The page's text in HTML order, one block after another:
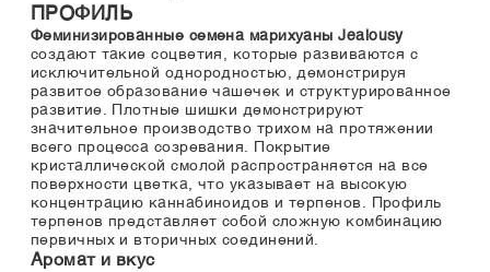
ПРОФИЛЬ
Феминизированные семена марихуаны Jealousy
создают такие соцветия, которые развиваются с
исключительной однородностью, демонстрируя
развитое образование чашечек и структурированное
развитие. Плотные шишки демонстрируют
значительное производство трихом на протяжении
всего процесса созревания. Покрытие
кристаллической смолой распространяется на все
поверхности цветка, что указывает на высокую
концентрацию каннабиноидов и терпенов. Профиль
терпенов представляет собой сложную комбинацию
первичных и вторичных соединений.
Аромат и вкус